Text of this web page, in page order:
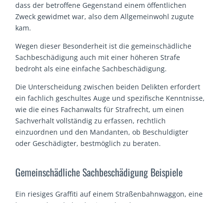
dass der betroffene Gegenstand einem öffentlichen
Zweck gewidmet war, also dem Allgemeinwohl zugute
kam.
Wegen dieser Besonderheit ist die gemeinschädliche
Sachbeschädigung auch mit einer höheren Strafe
bedroht als eine einfache Sachbeschädigung.
Die Unterscheidung zwischen beiden Delikten erfordert
ein fachlich geschultes Auge und spezifische Kenntnisse,
wie die eines Fachanwalts für Strafrecht, um einen
Sachverhalt vollständig zu erfassen, rechtlich
einzuordnen und den Mandanten, ob Beschuldigter
oder Geschädigter, bestmöglich zu beraten.
Gemeinschädliche Sachbeschädigung Beispiele
Ein riesiges Graffiti auf einem Straßenbahnwaggon, eine